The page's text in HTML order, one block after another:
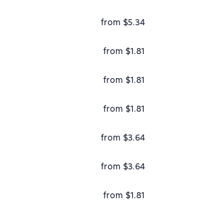
from $5.34
from $1.81
from $1.81
from $1.81
from $3.64
from $3.64
from $1.81